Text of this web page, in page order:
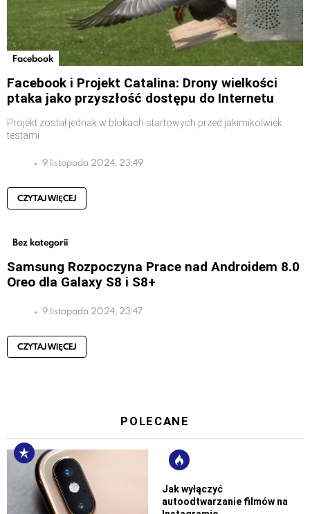
Facebook
Facebook i Projekt Catalina: Drony wielkości
ptaka jako przyszłość dostępu do Internetu
Projekt został jednak w blokach startowych przed jakimikolwiek
testami
9 listopada 2024, 23:49
CZYTAJ WIĘCEJ
Bez kategorii
Samsung Rozpoczyna Prace nad Androidem 8.0
Oreo dla Galaxy S8 i S8+
9 listopada 2024, 23:47
CZYTAJ WIĘCEJ
POLECANE
Jak wyłączyć
autoodtwarzanie filmów na